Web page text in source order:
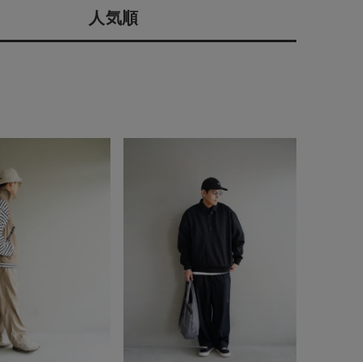
店舗一覧
会社概要
無料公式アプリダウンロード
在庫なし含む
人気順